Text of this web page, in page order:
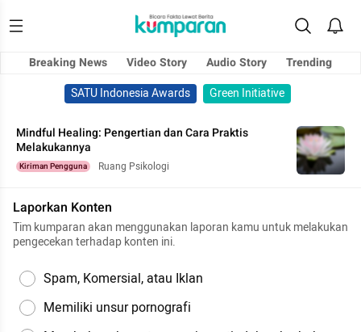
Breaking News Video Story Audio Story
Trending
SATU Indonesia Awards
Green Initiative
Mindful Healing: Pengertian dan Cara Praktis
Melakukannya
Kiriman Pengguna Ruang Psikologi
Laporkan Konten
Tim kumparan akan menggunakan laporan kamu untuk melakukan
pengecekan terhadap konten ini.
Spam, Komersial, atau Iklan
Memiliki unsur pornografi